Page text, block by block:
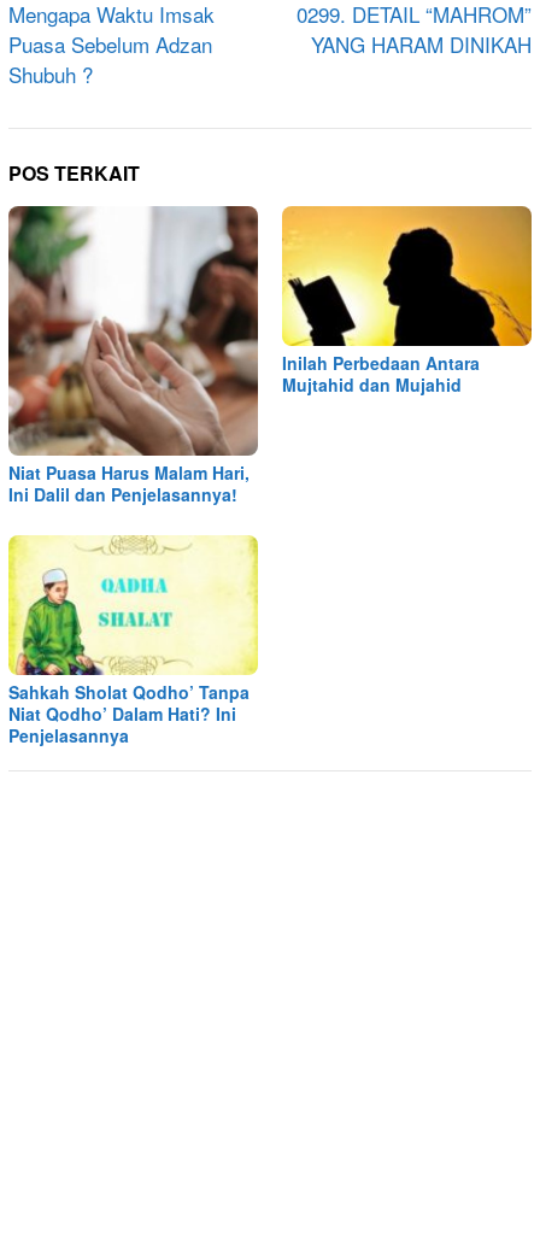
pos
Mengapa Waktu Imsak
Puasa Sebelum Adzan
Shubuh ?
0299. DETAIL “MAHROM”
YANG HARAM DINIKAH
POS TERKAIT
Niat Puasa Harus Malam Hari,
Ini Dalil dan Penjelasannya!
Inilah Perbedaan Antara
Mujtahid dan Mujahid
Sahkah Sholat Qodho’ Tanpa
Niat Qodho’ Dalam Hati? Ini
Penjelasannya